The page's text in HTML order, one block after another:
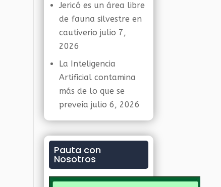
Jericó es un área libre
de fauna silvestre en
cautiverio julio 7,
2026
La Inteligencia
Artificial contamina
más de lo que se
preveía julio 6, 2026
Pauta con
Nosotros